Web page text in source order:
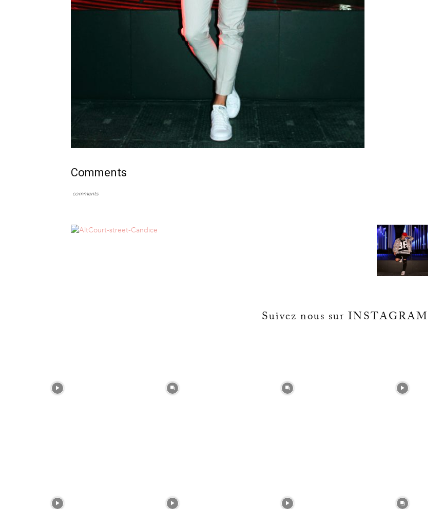
Comments
comments
Suivez nous sur INSTAGRAM